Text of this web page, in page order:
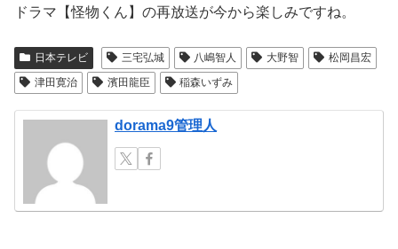
ドラマ【怪物くん】の再放送が今から楽しみですね。
日本テレビ 三宅弘城 八嶋智人 大野智
松岡昌宏
津田寛治
濱田龍臣 稲森いずみ
dorama9管理人